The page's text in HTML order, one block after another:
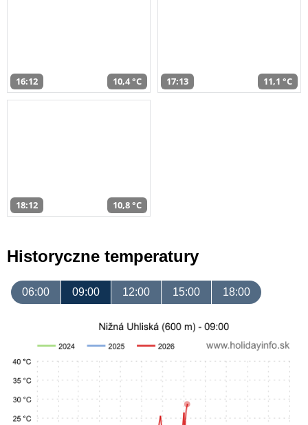
16:12 10,4 °C 17:13 11,1 °C
18:12 10,8 °C
Historyczne temperatury
06:00 09:00 12:00 15:00 18:00